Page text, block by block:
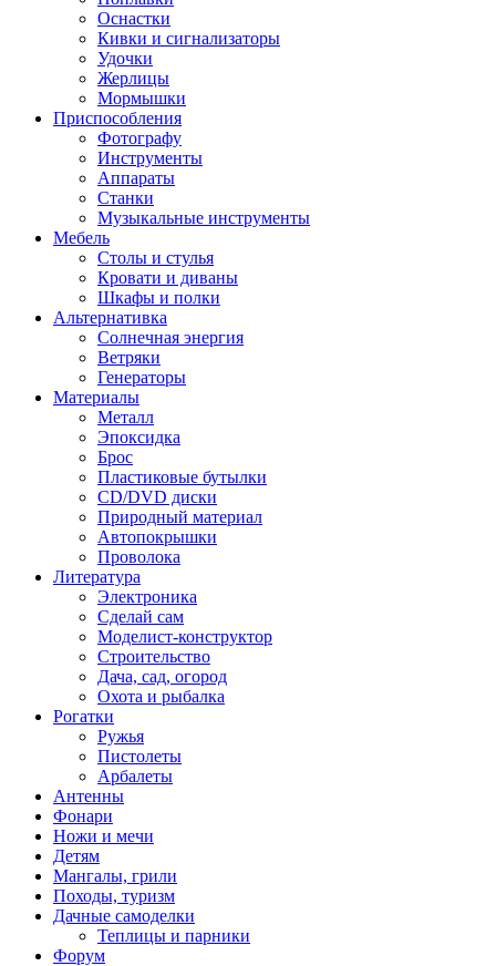
Оснастки
Кивки и сигнализаторы
Удочки
Жерлицы
Мормышки
Приспособления
Фотографу
Инструменты
Аппараты
Станки
Музыкальные инструменты
Мебель
Столы и стулья
Кровати и диваны
Шкафы и полки
Альтернативка
Солнечная энергия
Ветряки
Генераторы
Материалы
Металл
Эпоксидка
Брос
Пластиковые бутылки
CD/DVD диски
Природный материал
Автопокрышки
Проволока
Литература
Электроника
Сделай сам
Моделист-конструктор
Строительство
Дача, сад, огород
Охота и рыбалка
Рогатки
Ружья
Пистолеты
Арбалеты
Антенны
Фонари
Ножи и мечи
Детям
Мангалы, грили
Походы, туризм
Дачные самоделки
Теплицы и парники
Форум